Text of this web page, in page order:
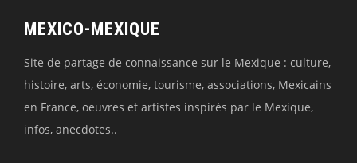
MEXICO-MEXIQUE
Site de partage de connaissance sur le Mexique : culture,
histoire, arts, économie, tourisme, associations, Mexicains
en France, oeuvres et artistes inspirés par le Mexique,
infos, anecdotes..